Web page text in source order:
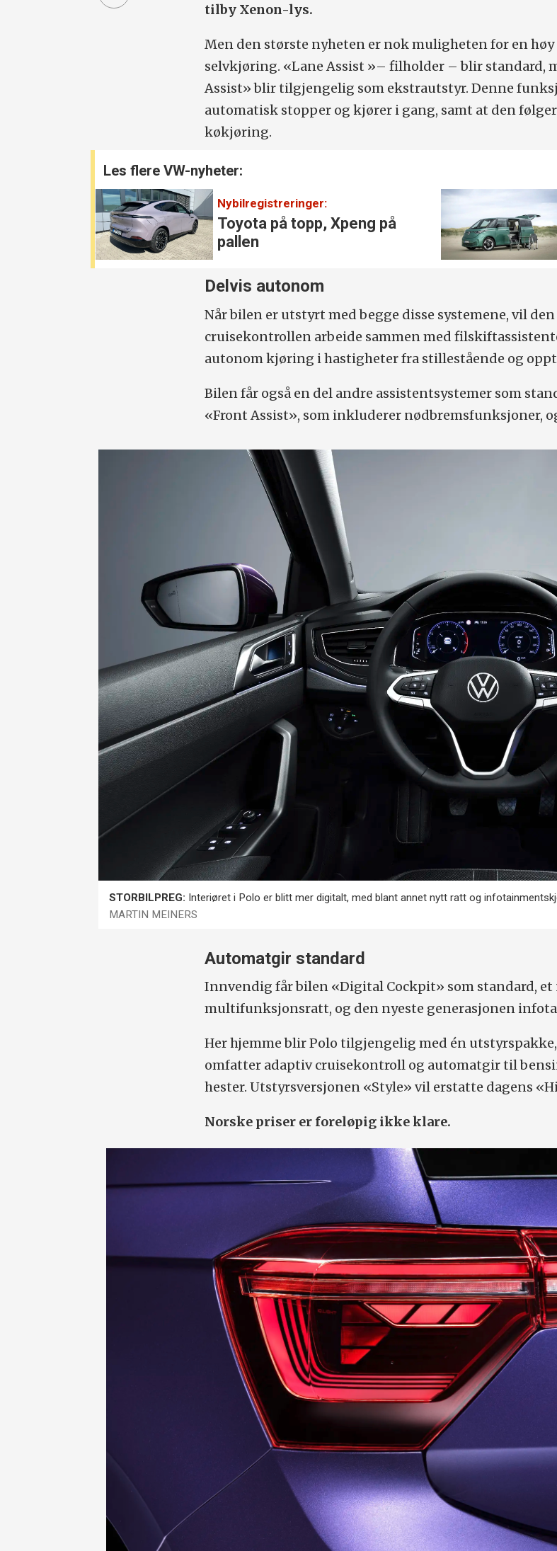
tilby Xenon-lys.
Men den største nyheten er nok muligheten for en høy
selvkjøring. «Lane Assist »– filholder – blir standard,
Assist» blir tilgjengelig som ekstrautstyr. Denne
automatisk stopper og kjører i gang, samt at den
køkjøring.
Les flere VW-nyheter:
Nybilregistreringer:
Toyota på topp, Xpeng på
pallen
Delvis autonom
Når bilen er utstyrt med begge disse systemene, vil
cruisekontrollen arbeide sammen med
autonom kjøring i hastigheter fra stillestående og
Bilen får også en del andre assistentsystemer som
«Front Assist», som inkluderer nødbremsfunksjoner,
STORBILPREG: Interiøret i Polo er blitt mer digitalt, med blant annet nytt ratt og
MARTIN MEINERS
Automatgir standard
Innvendig får bilen «Digital Cockpit» som standard,
multifunksjonsratt, og den nyeste generasjonen
Her hjemme blir Polo tilgjengelig med én
omfatter adaptiv cruisekontroll og automatgir til
hester. Utstyrsversjonen «Style» vil erstatte dagens
Norske priser er foreløpig ikke klare.